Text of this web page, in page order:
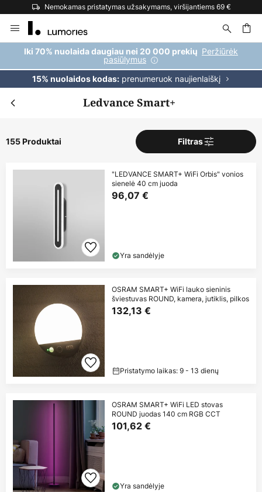
Nemokamas pristatymas užsakymams, viršijantiems 69 €
to
Content
Iki 70% nuolaida daugiau nei 20 000 prekių Peržiūrėk
pasiūlymus
15% nuolaidos kodas:prenumeruok naujienlaiškį
Ledvance Smart+
155 Produktai Filtras
"LEDVANCE SMART+ WiFi Orbis" vonios
sienelė 40 cm juoda
96,07 €
Yra sandėlyje
OSRAM SMART+ WiFi lauko sieninis
šviestuvas ROUND, kamera, jutiklis, pilkos
132,13 €
Pristatymo laikas: 9 - 13 dienų
OSRAM SMART+ WiFi LED stovas
ROUND juodas 140 cm RGB CCT
101,62 €
Yra sandėlyje